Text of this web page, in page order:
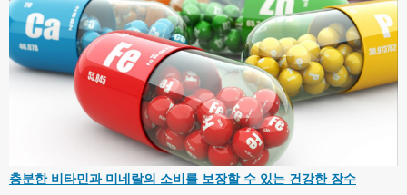
충분한 비타민과 미네랄의 소비를 보장할 수 있는 건강한 장수